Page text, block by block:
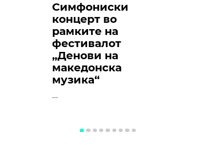
Симфониски
концерт во
рамките на
фестивалот
„Денови на
македонска
музика“
...